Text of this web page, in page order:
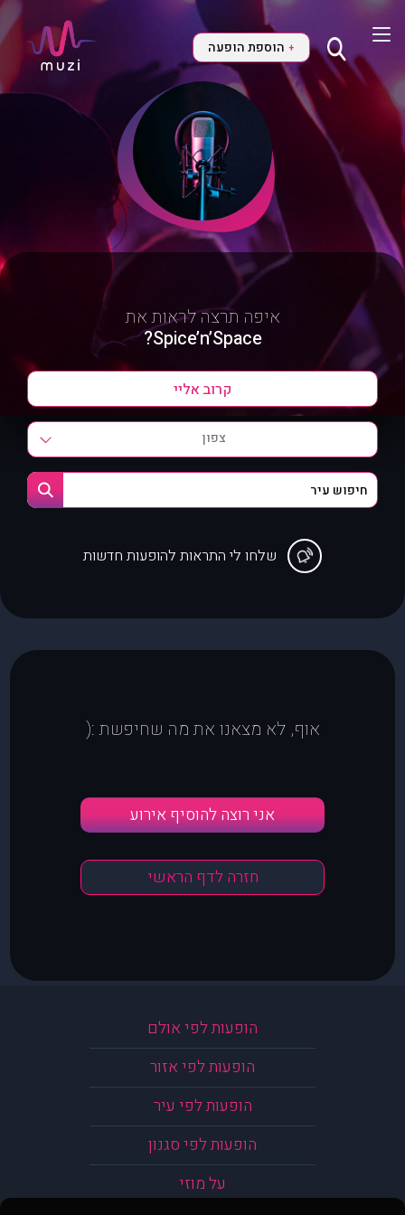
+ הוספת הופעה
איפה תרצה לראות את
Spice’n’Space?
צפון
שלחו לי התראות להופעות חדשות
אוף, לא מצאנו את מה שחיפשת :(
אני רוצה להוסיף אירוע
חזרה לדף הראשי
הופעות לפי אולם
הופעות לפי אזור
הופעות לפי עיר
הופעות לפי סגנון
על מוזי